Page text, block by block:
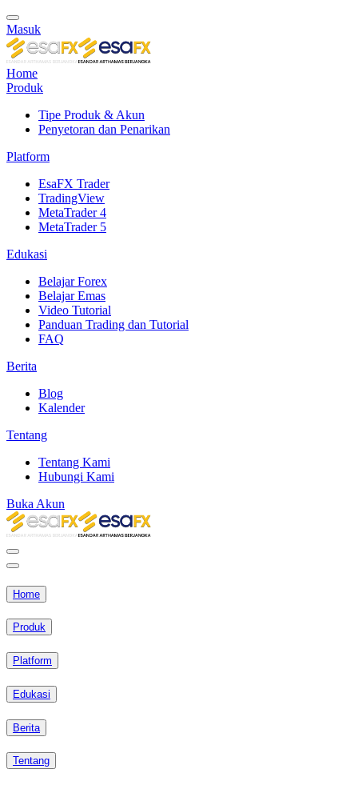
Masuk
Home
Produk
Tipe Produk & Akun
Penyetoran dan Penarikan
Platform
EsaFX Trader
TradingView
MetaTrader 4
MetaTrader 5
Edukasi
Belajar Forex
Belajar Emas
Video Tutorial
Panduan Trading dan Tutorial
FAQ
Berita
Blog
Kalender
Tentang
Tentang Kami
Hubungi Kami
Buka Akun
Home
Produk
Platform
Edukasi
Berita
Tentang